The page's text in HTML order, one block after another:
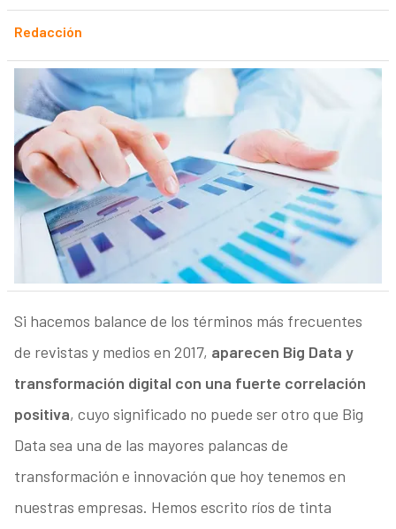
Redacción
Si hacemos balance de los términos más frecuentes
de revistas y medios en 2017, aparecen Big Data y
transformación digital con una fuerte correlación
positiva, cuyo significado no puede ser otro que Big
Data sea una de las mayores palancas de
transformación e innovación que hoy tenemos en
nuestras empresas. Hemos escrito ríos de tinta